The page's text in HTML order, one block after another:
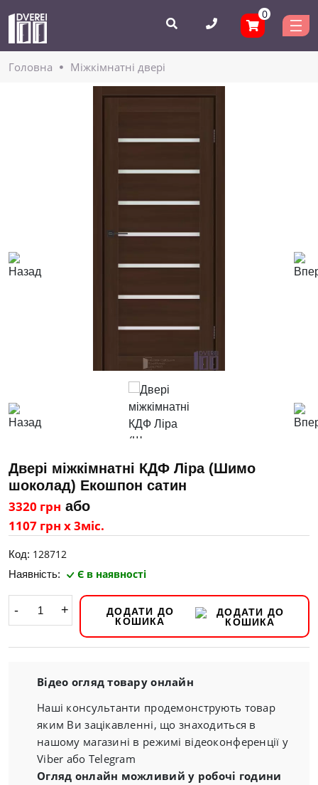
0
Головнa Міжкімнатні двері
Двері міжкімнатні КДФ Ліра (Шимо
шоколад) Екошпон сатин
3320 грн або
1107 грн х 3міс.
Код: 128712
Наявність: Є в наявності
- +
ДОДАТИ ДО
КОШИКА
Відео огляд товару онлайн
Наші консультанти продемонструють товар
яким Ви зацікавленні, що знаходиться в
нашому магазині в режимі відеоконференції у
Viber або Telegram
Огляд онлайн можливий у робочі години